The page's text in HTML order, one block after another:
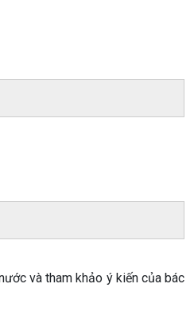
và tham khảo ý kiến của bác